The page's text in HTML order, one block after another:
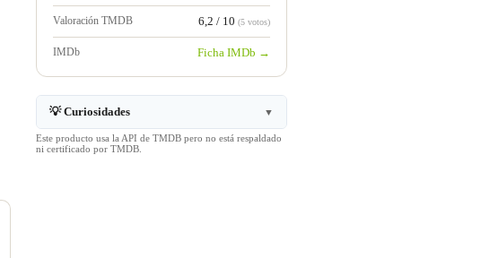
Valoración TMDB 6,2 / 10 (5 votos)
IMDb Ficha IMDb →
💡 Curiosidades ▼
Este producto usa la API de TMDB pero no está respaldado
ni certificado por TMDB.